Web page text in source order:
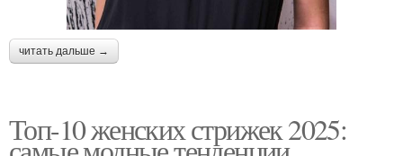
читать дальше →
Топ-10 женских стрижек 2025: